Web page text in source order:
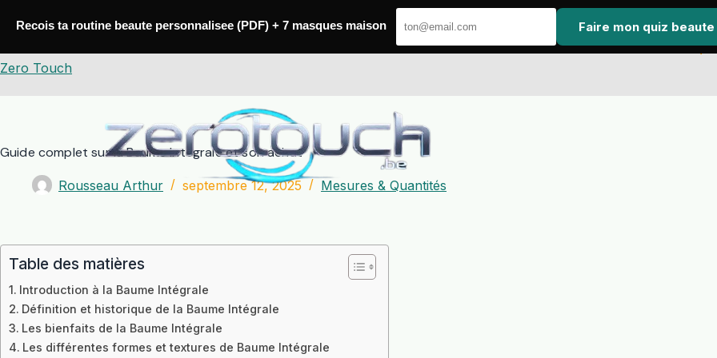
Zero Touch
Guide complet sur la Baume Intégrale et son achat
Rousseau Arthur septembre 12, 2025 Mesures & Quantités
Table des matières
Introduction à la Baume Intégrale
Définition et historique de la Baume Intégrale
Les bienfaits de la Baume Intégrale
Les différentes formes et textures de Baume Intégrale
Recois ta routine beaute personnalisee (PDF) + 7 masques maison Faire mon quiz beaute